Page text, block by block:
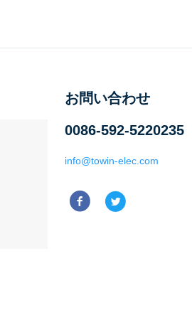
お問い合わせ
0086-592-5220235
info@towin-elec.com